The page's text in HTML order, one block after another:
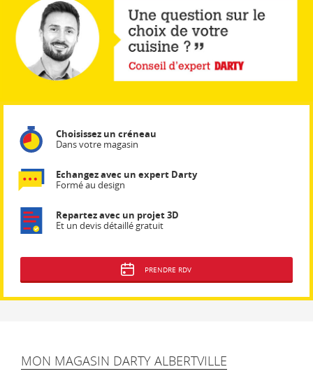
Choisissez un créneau
Dans votre magasin
Echangez avec un expert Darty
Formé au design
Repartez avec un projet 3D
Et un devis détaillé gratuit
PRENDRE RDV
MON MAGASIN DARTY ALBERTVILLE